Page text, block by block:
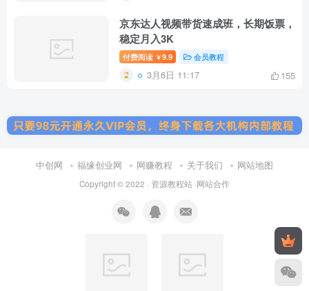
京东达人视频带货速成班，长期饭票，
稳定月入3K
付费阅读 ￥9.9 会员教程
3月6日 11:17 155
中创网 福缘创业网 网赚教程 关于我们 网站地图
Copyright © 2022 · 资源教程站 ·网站合作